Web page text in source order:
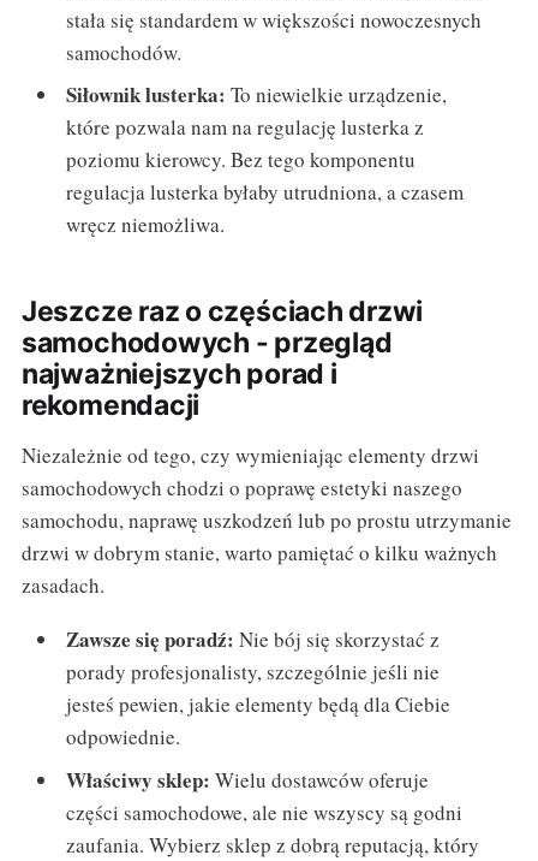
stała się standardem w większości nowoczesnych
samochodów.
Siłownik lusterka: To niewielkie urządzenie,
które pozwala nam na regulację lusterka z
poziomu kierowcy. Bez tego komponentu
regulacja lusterka byłaby utrudniona, a czasem
wręcz niemożliwa.
Jeszcze raz o częściach drzwi
samochodowych - przegląd
najważniejszych porad i
rekomendacji
Niezależnie od tego, czy wymieniając elementy drzwi
samochodowych chodzi o poprawę estetyki naszego
samochodu, naprawę uszkodzeń lub po prostu utrzymanie
drzwi w dobrym stanie, warto pamiętać o kilku ważnych
zasadach.
Zawsze się poradź: Nie bój się skorzystać z
porady profesjonalisty, szczególnie jeśli nie
jesteś pewien, jakie elementy będą dla Ciebie
odpowiednie.
Właściwy sklep: Wielu dostawców oferuje
części samochodowe, ale nie wszyscy są godni
zaufania. Wybierz sklep z dobrą reputacją, który